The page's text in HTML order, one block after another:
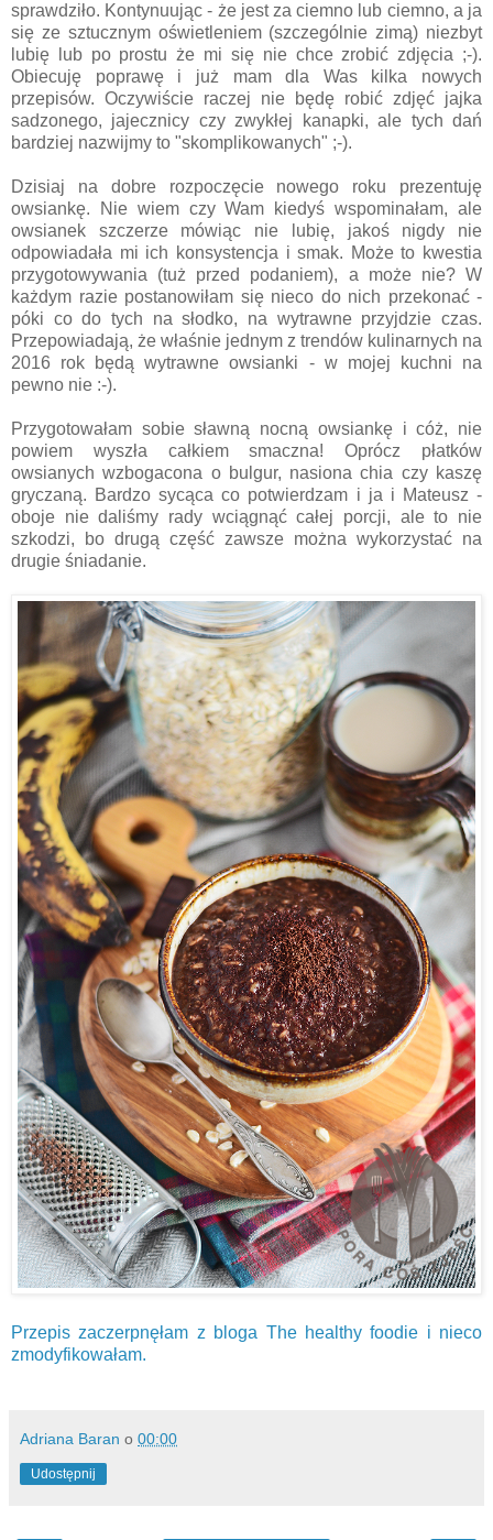
sprawdziło. Kontynuując - że jest za ciemno lub ciemno, a ja
się ze sztucznym oświetleniem (szczególnie zimą) niezbyt
lubię lub po prostu że mi się nie chce zrobić zdjęcia ;-).
Obiecuję poprawę i już mam dla Was kilka nowych
przepisów. Oczywiście raczej nie będę robić zdjęć jajka
sadzonego, jajecznicy czy zwykłej kanapki, ale tych dań
bardziej nazwijmy to "skomplikowanych" ;-).
Dzisiaj na dobre rozpoczęcie nowego roku prezentuję
owsiankę. Nie wiem czy Wam kiedyś wspominałam, ale
owsianek szczerze mówiąc nie lubię, jakoś nigdy nie
odpowiadała mi ich konsystencja i smak. Może to kwestia
przygotowywania (tuż przed podaniem), a może nie? W
każdym razie postanowiłam się nieco do nich przekonać -
póki co do tych na słodko, na wytrawne przyjdzie czas.
Przepowiadają, że właśnie jednym z trendów kulinarnych na
2016 rok będą wytrawne owsianki - w mojej kuchni na
pewno nie :-).
Przygotowałam sobie sławną nocną owsiankę i cóż, nie
powiem wyszła całkiem smaczna! Oprócz płatków
owsianych wzbogacona o bulgur, nasiona chia czy kaszę
gryczaną. Bardzo sycąca co potwierdzam i ja i Mateusz -
oboje nie daliśmy rady wciągnąć całej porcji, ale to nie
szkodzi, bo drugą część zawsze można wykorzystać na
drugie śniadanie.
Przepis zaczerpnęłam z bloga The healthy foodie i nieco
zmodyfikowałam.
Adriana Baran o 00:00
Udostępnij